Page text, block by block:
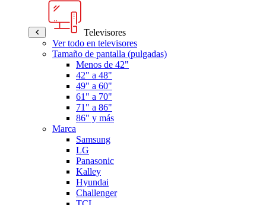
Televisores
Ver todo en televisores
Tamaño de pantalla (pulgadas)
Menos de 42"
42" a 48"
49" a 60"
61" a 70"
71" a 86"
86" y más
Marca
Samsung
LG
Panasonic
Kalley
Hyundai
Challenger